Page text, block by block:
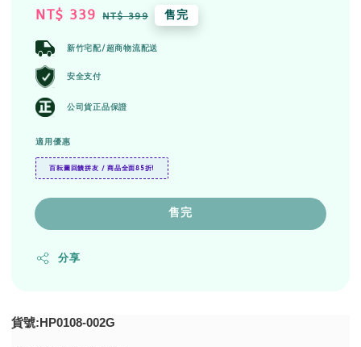
Sale
NT$ 339 Regular
NT$ 399 售完
新竹宅配/超商物流配送
安全支付
公司貨正品保證
適用優惠
百耘圖回饋拼友 / 商品全面85折!
售完
分享
貨號:HP0108-002G